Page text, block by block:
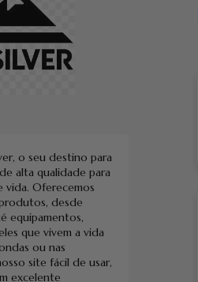
o seu destino para
alta qualidade para
vida. Oferecemos
desde
equipamentos,
que vivem a vida
ou nas
site fácil de usar,
excelente